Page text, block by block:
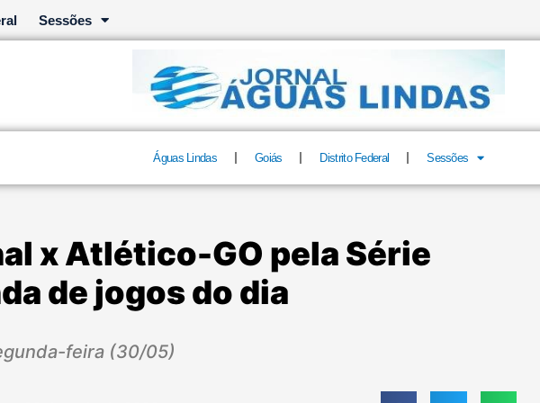
Sessões
Águas Lindas Goiás Distrito Federal Sessões
x Atlético-GO pela Série
de jogos do dia
feira (30/05)